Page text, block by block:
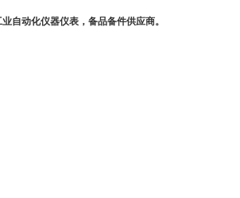
自动化仪器仪表，备品备件供应商。